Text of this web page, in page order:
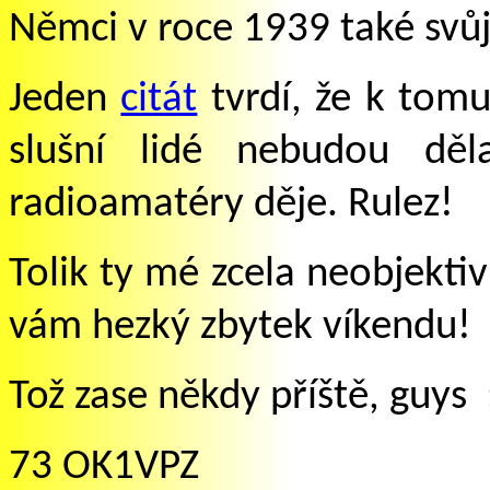
Němci v roce 1939 také
Jeden citát tvrdí, že k
slušní lidé nebudou
radioamatéry děje. Rulez!
Tolik ty mé zcela
vám hezký zbytek víkendu!
Tož zase někdy příště, guys
73 OK1VPZ